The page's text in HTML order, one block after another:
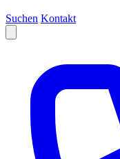
Suchen Kontakt